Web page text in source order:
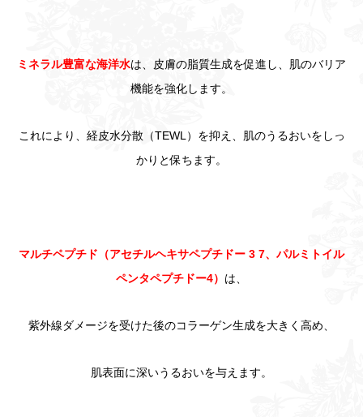
ミネラル豊富な海洋水は、皮膚の脂質生成を促進し、肌のバリア
機能を強化します。
これにより、経皮水分散（TEWL）を抑え、肌のうるおいをしっ
かりと保ちます。
マルチペプチド（アセチルヘキサペプチドー 3 7、パルミトイル
ペンタペプチドー4） は、
紫外線ダメージを受けた後のコラーゲン生成を大きく高め、
肌表面に深いうるおいを与えます。